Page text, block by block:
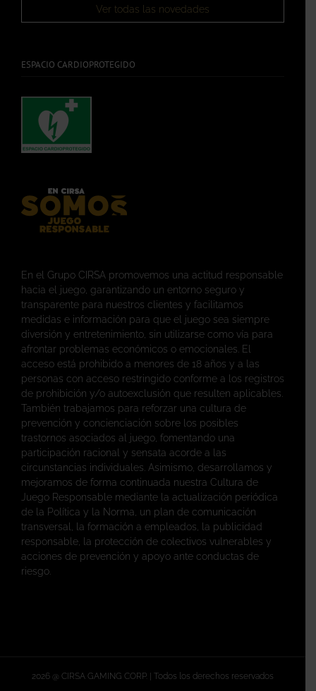
Ver todas las novedades
ESPACIO CARDIOPROTEGIDO
En el Grupo CIRSA promovemos una actitud responsable
hacia el juego, garantizando un entorno seguro y
transparente para nuestros clientes y facilitamos
medidas e información para que el juego sea siempre
diversión y entretenimiento, sin utilizarse como vía para
afrontar problemas económicos o emocionales. El
acceso está prohibido a menores de 18 años y a las
personas con acceso restringido conforme a los registros
de prohibición y/o autoexclusión que resulten aplicables.
También trabajamos para reforzar una cultura de
prevención y concienciación sobre los posibles
trastornos asociados al juego, fomentando una
participación racional y sensata acorde a las
circunstancias individuales. Asimismo, desarrollamos y
mejoramos de forma continuada nuestra Cultura de
Juego Responsable mediante la actualización periódica
de la Política y la Norma, un plan de comunicación
transversal, la formación a empleados, la publicidad
responsable, la protección de colectivos vulnerables y
acciones de prevención y apoyo ante conductas de
riesgo.
2026 @ CIRSA GAMING CORP. | Todos los derechos reservados